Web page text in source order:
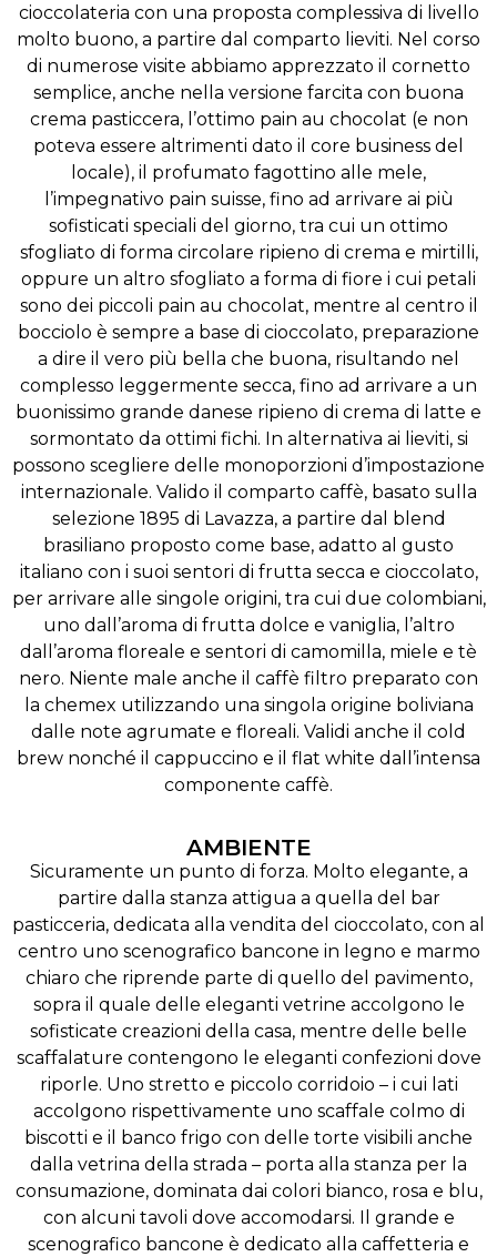
cioccolateria con una proposta complessiva di livello
molto buono, a partire dal comparto lieviti. Nel corso
di numerose visite abbiamo apprezzato il cornetto
semplice, anche nella versione farcita con buona
crema pasticcera, l’ottimo pain au chocolat (e non
poteva essere altrimenti dato il core business del
locale), il profumato fagottino alle mele,
l’impegnativo pain suisse, fino ad arrivare ai più
sofisticati speciali del giorno, tra cui un ottimo
sfogliato di forma circolare ripieno di crema e mirtilli,
oppure un altro sfogliato a forma di fiore i cui petali
sono dei piccoli pain au chocolat, mentre al centro il
bocciolo è sempre a base di cioccolato, preparazione
a dire il vero più bella che buona, risultando nel
complesso leggermente secca, fino ad arrivare a un
buonissimo grande danese ripieno di crema di latte e
sormontato da ottimi fichi. In alternativa ai lieviti, si
possono scegliere delle monoporzioni d’impostazione
internazionale. Valido il comparto caffè, basato sulla
selezione 1895 di Lavazza, a partire dal blend
brasiliano proposto come base, adatto al gusto
italiano con i suoi sentori di frutta secca e cioccolato,
per arrivare alle singole origini, tra cui due colombiani,
uno dall’aroma di frutta dolce e vaniglia, l’altro
dall’aroma floreale e sentori di camomilla, miele e tè
nero. Niente male anche il caffè filtro preparato con
la chemex utilizzando una singola origine boliviana
dalle note agrumate e floreali. Validi anche il cold
brew nonché il cappuccino e il flat white dall’intensa
componente caffè.
AMBIENTE
Sicuramente un punto di forza. Molto elegante, a
partire dalla stanza attigua a quella del bar
pasticceria, dedicata alla vendita del cioccolato, con al
centro uno scenografico bancone in legno e marmo
chiaro che riprende parte di quello del pavimento,
sopra il quale delle eleganti vetrine accolgono le
sofisticate creazioni della casa, mentre delle belle
scaffalature contengono le eleganti confezioni dove
riporle. Uno stretto e piccolo corridoio – i cui lati
accolgono rispettivamente uno scaffale colmo di
biscotti e il banco frigo con delle torte visibili anche
dalla vetrina della strada – porta alla stanza per la
consumazione, dominata dai colori bianco, rosa e blu,
con alcuni tavoli dove accomodarsi. Il grande e
scenografico bancone è dedicato alla caffetteria e